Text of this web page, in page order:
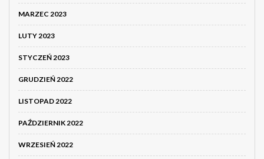
MARZEC 2023
LUTY 2023
STYCZEŃ 2023
GRUDZIEŃ 2022
LISTOPAD 2022
PAŹDZIERNIK 2022
WRZESIEŃ 2022